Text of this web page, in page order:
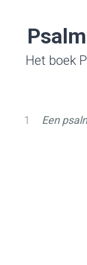
Het boek
1 Een